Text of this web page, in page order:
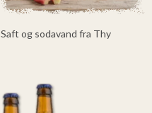
Saft og sodavand fra Thy